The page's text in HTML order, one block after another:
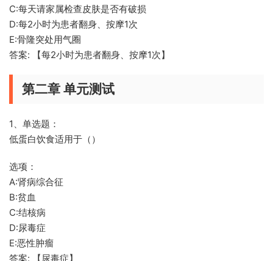
C:每天请家属检查皮肤是否有破损
D:每2小时为患者翻身、按摩1次
E:骨隆突处用气圈
答案: 【每2小时为患者翻身、按摩1次】
第二章 单元测试
1、单选题：
低蛋白饮食适用于（）
选项：
A:肾病综合征
B:贫血
C:结核病
D:尿毒症
E:恶性肿瘤
答案: 【尿毒症】